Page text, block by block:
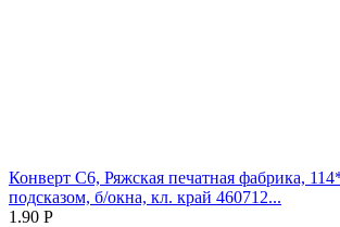
Конверт C6, Ряжская печатная фабрика,
подсказом, б/окна, кл. край 460712...
1.90 Р